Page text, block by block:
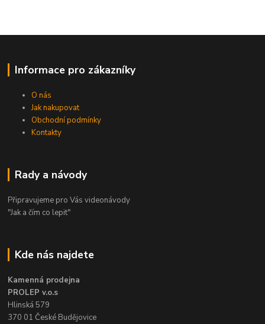
Informace pro zákazníky
O nás
Jak nakupovat
Obchodní podmínky
Kontakty
Rady a návody
Připravujeme pro Vás videonávody
"Jak a čím co lepit"
Kde nás najdete
Kamenná prodejna
PROLEP v.o.s
Hlinská 579
370 01 České Budějovice